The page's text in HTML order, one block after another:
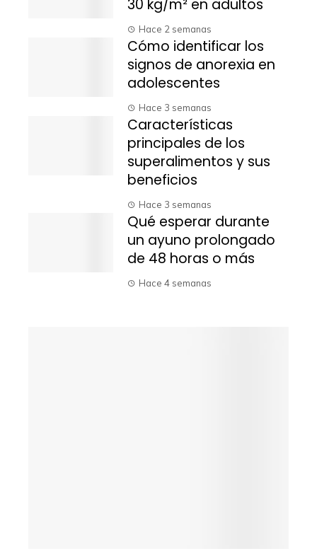
30 kg/m² en adultos
Hace 2 semanas
Cómo identificar los
signos de anorexia en
adolescentes
Hace 3 semanas
Características
principales de los
superalimentos y sus
beneficios
Hace 3 semanas
Qué esperar durante
un ayuno prolongado
de 48 horas o más
Hace 4 semanas